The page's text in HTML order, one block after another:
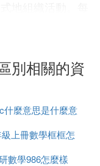
性，老師應給各
拓展學生的學習
數學活動經
個熱門話題。人
行了深入的探
別相關的資
什麼意思是什麼意
思是什麼
級上冊數學框框怎
麼填
數學986怎麼樣